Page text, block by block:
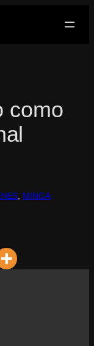
como
MINGA